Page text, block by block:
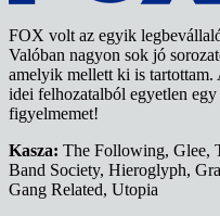
FOX volt az egyik
Valóban nagyon sok jó
amelyik mellett ki is tartottam.
idei felhozatalból egyetlen
figyelmemet!
Kasza: The Following, Glee,
Band Society, Hieroglyph,
Gang Related, Utopia